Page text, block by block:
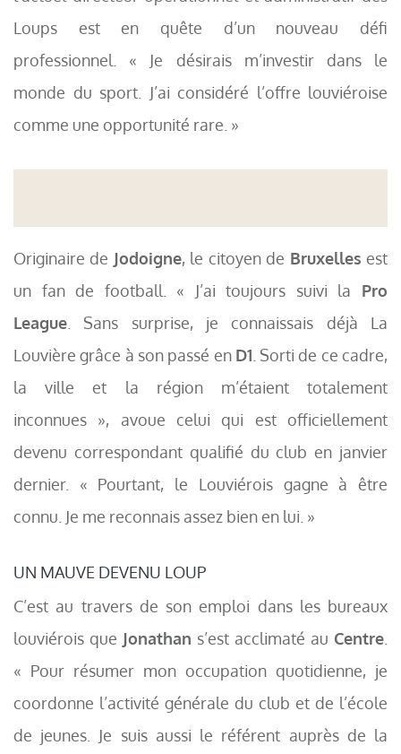
Loups est en quête d’un nouveau défi
professionnel. « Je désirais m’investir dans le
monde du sport. J’ai considéré l’offre louviéroise
comme une opportunité rare. »
Originaire de Jodoigne, le citoyen de Bruxelles est
un fan de football. « J’ai toujours suivi la Pro
League . Sans surprise, je connaissais déjà La
Louvière grâce à son passé en D1 . Sorti de ce cadre,
la ville et la région m’étaient totalement
inconnues », avoue celui qui est officiellement
devenu correspondant qualifié du club en janvier
dernier. « Pourtant, le Louviérois gagne à être
connu. Je me reconnais assez bien en lui. »
UN MAUVE DEVENU LOUP
C’est au travers de son emploi dans les bureaux
louviérois que Jonathan s’est acclimaté au Centre
« Pour résumer mon occupation quotidienne, je
coordonne l’activité générale du club et de l’école
de jeunes. Je suis aussi le référent auprès de la